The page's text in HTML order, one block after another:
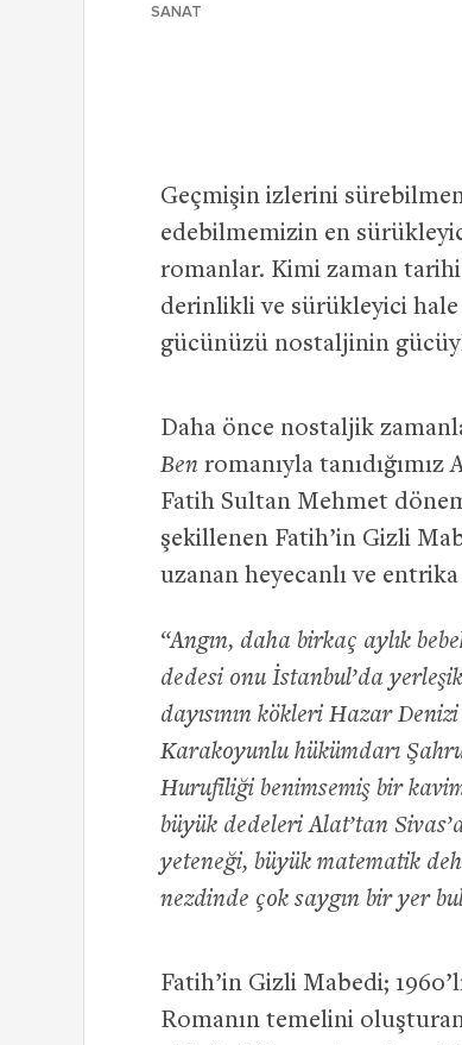
SANAT
Geçmişin izlerini
edebilmemizin en
romanlar. Kimi zaman
derinlikli ve sürükleyici
gücünüzü nostaljinin
Daha önce nostaljik
Ben romanıyla
Fatih Sultan Mehmet
şekillenen Fatih’in Gizli
uzanan heyecanlı ve
“Angın, daha birkaç aylık
dedesi onu İstanbul’da
dayısının kökleri Hazar
Karakoyunlu hükümdarı
Hurufiliği benimsemiş bir
büyük dedeleri Alat’tan
yeteneği, büyük matematik
nezdinde çok saygın bir yer
Fatih’in Gizli Mabedi;
Romanın temelini